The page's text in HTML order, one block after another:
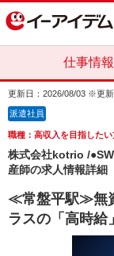
仕事情報
更新日：2026/08/03 ※更
派遣社員
職種：高収入を目指した
株式会社kotrio /
産師の求人情報詳細
≪常盤平駅≫無
ラスの「高時給